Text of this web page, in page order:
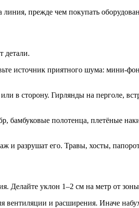
прежде чем покупать
детали.
источник приятного шума: мини-
сторону. Гирлянды на перголе,
полотенца, плетёные
и разрушат его. Травы, хосты,
Делайте уклон 1–2 см на метр от
и расширения. Иначе